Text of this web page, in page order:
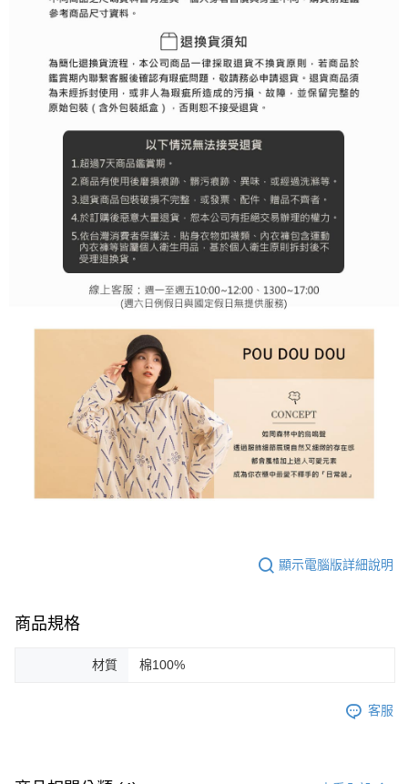
顯示電腦版詳細說明
商品規格
材質 棉100%
客服